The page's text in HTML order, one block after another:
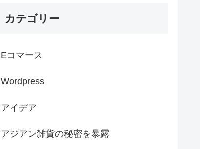
カテゴリー
Eコマース
Wordpress
アイデア
アジアン雑貨の秘密を暴露